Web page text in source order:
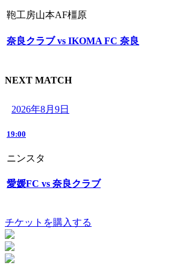
鞄工房山本AF橿原
奈良クラブ vs IKOMA FC 奈良
NEXT MATCH
2026年8月9日
19:00
ニンスタ
愛媛FC vs 奈良クラブ
チケットを購入する